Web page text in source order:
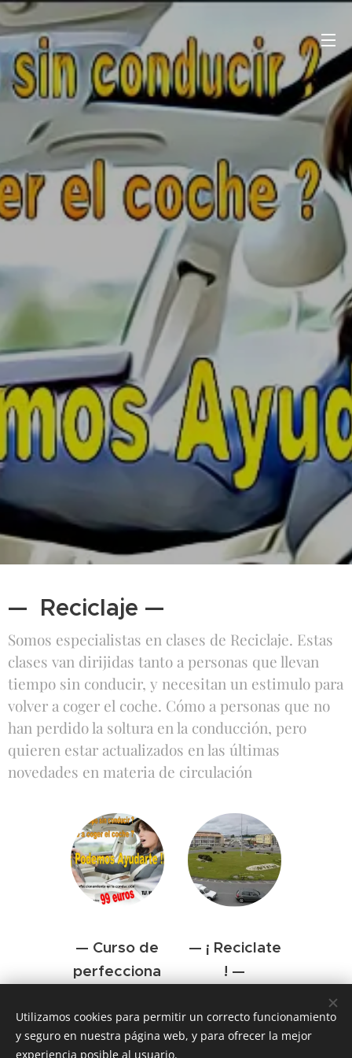
— Reciclaje —
Somos especialistas en clases de Reciclaje. Estas
clases van dirijidas tanto a personas que llevan
tiempo sin conducir, y necesitan un estimulo para
volver a coger el coche. Cómo a personas que no
han perdido la soltura en la conducción, pero
quieren estar actualizados en las últimas
novedades en materia de circulación
— Curso de
perfecciona
conducción
—
— ¡ Reciclate
! —
como
circulabas en la
Utilizamos cookies para permitir un correcto funcionamiento
y seguro en nuestra página web, y para ofrecer la mejor
experiencia posible al usuario.